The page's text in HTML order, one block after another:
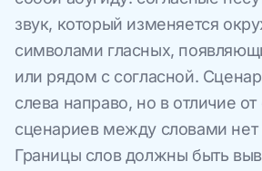
звук, который изменяется
символами гласных,
или рядом с согласной.
слева направо, но в отличие
сценариев между словами нет
Границы слов должны быть